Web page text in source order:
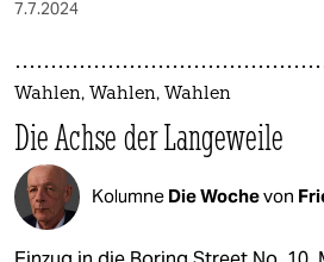
7.7.2024
Wahlen, Wahlen, Wahlen
Die Achse der Langeweile
Kolumne Die Wochevon